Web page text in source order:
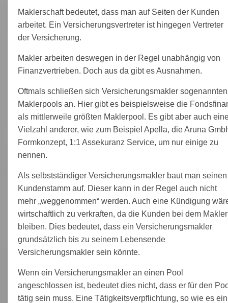
Maklerschaft bedeutet, dass man auf Seiten der Kunden
arbeitet. Ein Versicherungsvertreter ist hingegen Vertreter
der Versicherung.
Makler arbeiten deswegen in der Regel unabhängig von
Finanzvertrieben. Doch aus da gibt es Ausnahmen.
Oftmals schließen sich Versicherungsmakler sogenannten
Maklerpools an. Hier gibt es beispielsweise die
als mittlerweile größten Maklerpool. Es gibt aber auch
Vielzahl anderer, wie zum Beispiel Apella, die Aruna
Formkonzept, 1:1 Assekuranz Service, um nur einige zu
nennen.
Als selbstständiger Versicherungsmakler baut man seinen
Kundenstamm auf. Dieser kann in der Regel auch nicht
mehr „weggenommen“ werden. Auch eine Kündigung
wirtschaftlich zu verkraften, da die Kunden bei dem Makler
bleiben. Dies bedeutet, dass ein Versicherungsmakler
grundsätzlich bis zu seinem Lebensende
Versicherungsmakler sein könnte.
Wenn ein Versicherungsmakler an einen Pool
angeschlossen ist, bedeutet dies nicht, dass er für den
tätig sein muss. Eine Tätigkeitsverpflichtung, so wie es ein